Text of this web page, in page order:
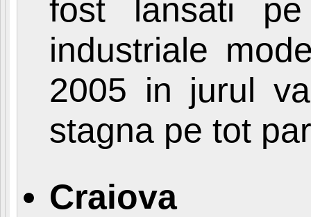
fost lansati
industriale
2005 in jurul
stagna pe tot
Craiova